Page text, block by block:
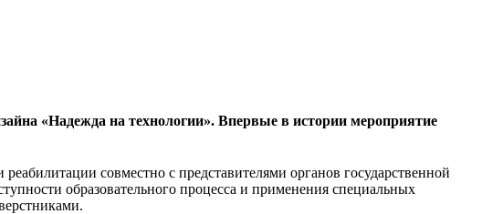
«Надежда на технологии». Впервые в истории мероприятие
совместно с представителями органов государственной
образовательного процесса и применения специальных